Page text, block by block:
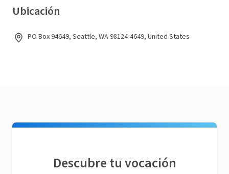
Ubicación
PO Box 94649, Seattle, WA 98124-4649, United States
Descubre tu vocación